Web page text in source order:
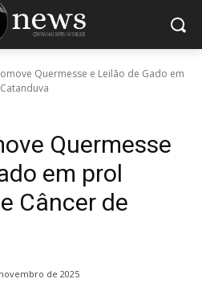
Quermesse e Leilão de Gado em
Quermesse
em prol
Câncer de
de 2025